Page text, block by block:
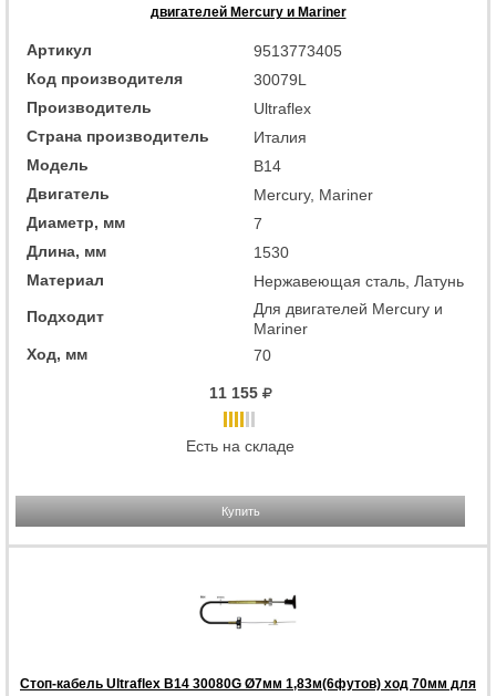
двигателей Mercury и Mariner
Артикул
9513773405
Код производителя
30079L
Производитель
Ultraflex
Страна производитель
Италия
Модель
B14
Двигатель
Mercury, Mariner
Диаметр, мм
7
Длина, мм
1530
Материал
Нержавеющая сталь, Латунь
Подходит
Для двигателей Mercury и
Mariner
Ход, мм
70
11 155
Есть на складе
Купить
Стоп-кабель Ultraflex B14 30080G Ø7мм 1,83м(6футов) ход 70мм для